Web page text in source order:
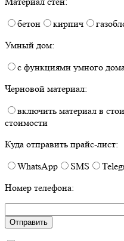
бетон
кирпич
Умный дом:
с функциями умного
Черновой материал:
включить материал в
стоимости
Куда отправить прайс-лист:
WhatsApp
SMS
Номер телефона: